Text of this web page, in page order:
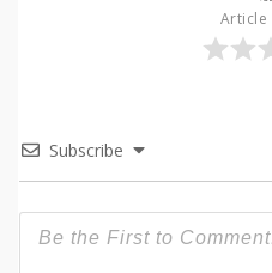
Article
Subscribe